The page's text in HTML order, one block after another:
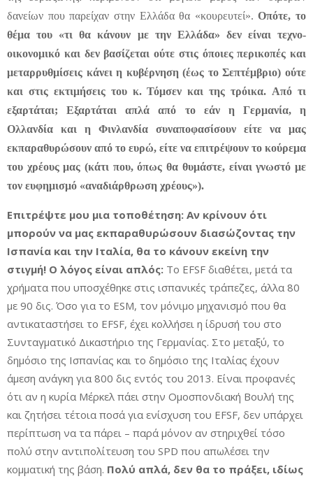
δανείων που παρείχαν στην Ελλάδα θα «κουρευτεί».Οπότε, το
θέμα του «τι θα κάνουν με την Ελλάδα» δεν είναι τεχνο-
οικονομικό και δεν βασίζεται ούτε στις όποιες περικοπές και
μεταρρυθμίσεις κάνει η κυβέρνηση (έως το Σεπτέμβριο) ούτε
και στις εκτιμήσεις του κ. Τόμσεν και της τρόικα. Από τι
εξαρτάται; Εξαρτάται απλά από το εάν η Γερμανία, η
Ολλανδία και η Φινλανδία συναποφασίσουν είτε να μας
εκπαραθυρώσουν από το ευρώ, είτε να επιτρέψουν το κούρεμα
του χρέους μας (κάτι που, όπως θα θυμάστε, είναι γνωστό με
τον ευφημισμό «αναδιάρθρωση χρέους»).
Επιτρέψτε μου μια τοποθέτηση: Αν κρίνουν ότι
μπορούν να μας εκπαραθυρώσουν διασώζοντας την
Ισπανία και την Ιταλία, θα το κάνουν εκείνη την
στιγμή! Ο λόγος είναι απλός: Το EFSF διαθέτει, μετά τα
χρήματα που υποσχέθηκε στις ισπανικές τράπεζες, άλλα 80
με 90 δις. Όσο για το ESM, τον μόνιμο μηχανισμό που θα
αντικαταστήσει το EFSF, έχει κολλήσει η ίδρυσή του στο
Συνταγματικό Δικαστήριο της Γερμανίας. Στο μεταξύ, το
δημόσιο της Ισπανίας και το δημόσιο της Ιταλίας έχουν
άμεση ανάγκη για 800 δις εντός του 2013. Είναι προφανές
ότι αν η κυρία Μέρκελ πάει στην Ομοσπονδιακή Βουλή της
και ζητήσει τέτοια ποσά για ενίσχυση του EFSF, δεν υπάρχει
περίπτωση να τα πάρει – παρά μόνον αν στηριχθεί τόσο
πολύ στην αντιπολίτευση του SPD που απωλέσει την
κομματική της βάση. Πολύ απλά, δεν θα το πράξει, ιδίως